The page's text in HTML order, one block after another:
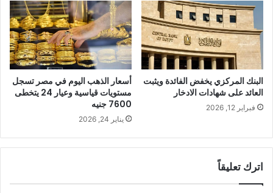
البنك المركزي يخفض الفائدة ويثبت
العائد على شهادات الادخار
فبراير 12, 2026
أسعار الذهب اليوم في مصر تسجل
مستويات قياسية وعيار 24 يتخطى
7600 جنيه
يناير 24, 2026
اترك تعليقاً